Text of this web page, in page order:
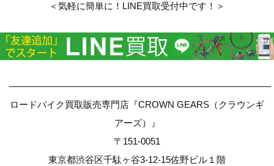
＜気軽に簡単に！LINE買取受付中です！＞
————————————————————————————–
ロードバイク買取販売専門店『CROWN GEARS（クラウンギ
アーズ）』
〒151-0051
東京都渋谷区千駄ヶ谷3-12-15佐野ビル１階